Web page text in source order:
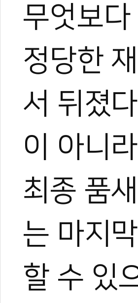
무엇보
정당한
서 뒤졌
이 아니
최종 품
는 마지
할 수 있
#품새대회 #품새경기 #품새판정
0